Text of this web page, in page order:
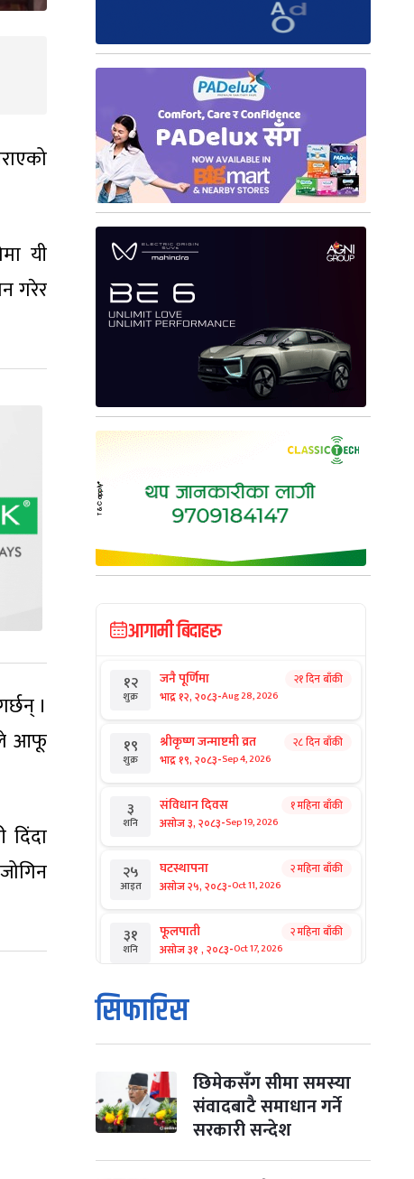
यी
गरेर
।
आफू
आगामी बिदाहरु
१२
शुक्र
जनै पूर्णिमा
भाद्र १२, २०८३-Aug 28, 2026
२१ दिन बाँकी
१९
शुक्र
श्रीकृष्ण जन्माष्टमी व्रत
भाद्र १९, २०८३-Sep 4, 2026
२८ दिन बाँकी
३
शनि
संविधान दिवस
असोज ३, २०८३-Sep 19, 2026
१ महिना बाँकी
२५
आइत
घटस्थापना
असोज २५, २०८३-Oct 11, 2026
२ महिना बाँकी
३१
शनि
फूलपाती
असोज ३१ , २०८३-Oct 17, 2026
२ महिना बाँकी
१
आइत
कार्तिक सङ्क्रान्ति
कार्तिक १, २०८३
मंगल कार्तिक ३, २०८३-Oct 20, 2026
४ विजयादशमी
कार्तिक ४, २०८३- Oct 21, 2026
२ महिना बाँकी
सिफारिस
छिमेकसँग सीमा समस्या
संवादबाटै समाधान गर्ने
सरकारी सन्देश